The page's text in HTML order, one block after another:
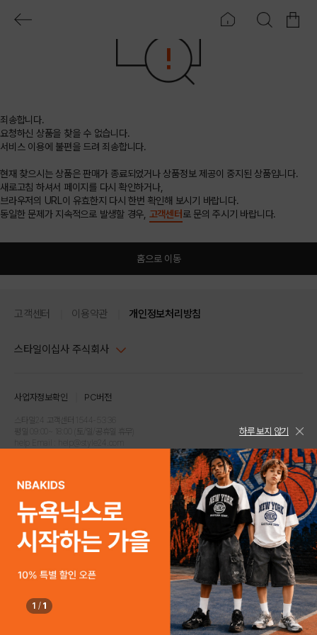
죄송합니다.
요청하신 상품을 찾을 수 없습니다.
서비스 이용에 불편을 드려 죄송합니다.
현재 찾으시는 상품은 판매가 종료되었거나 상품정보 제공이 중지된 상품입니다.
새로고침 하셔서 페이지를 다시 확인하거나,
브라우저의 URL이 유효한지 다시 한번 확인해 보시기 바랍니다.
동일한 문제가 지속적으로 발생할 경우, 고객센터 로 문의 주시기 바랍니다.
홈으로 이동
고객센터 이용약관 개인정보처리방침
스타일이십사 주식회사
주소 : 서울시 강남구 논현로 633, 6층 (논현동, 한세엠케이빌딩)
사업자등록번호 : 116-81-32499
통신판매업신고번호 : 제 2024-서울강남-04239
고객센터 1544-5336(평일 09:00~ 18:00 토/일/공휴일 휴무)
사업자정보확인 PC버전
스타일24 고객센터 1544-5336
평일 09:00~ 18:00 (토/일/공휴일 휴무)
COPYRIGHTⓒ2021 STYLE24 ALL RIGHTS RESERVED.
하루 보지 않기
1 / 1